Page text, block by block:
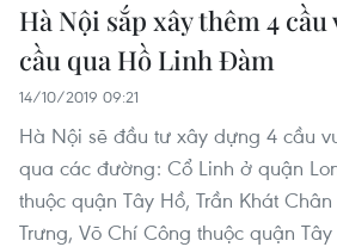
Hà Nội sắp xây thêm 4
cầu qua Hồ Linh Đàm
14/10/2019 09:21
Hà Nội sẽ đầu tư xây dựng 4 cầu
qua các đường: Cổ Linh ở quận
thuộc quận Tây Hồ, Trần Khát
Trưng, Võ Chí Công thuộc quận Tây